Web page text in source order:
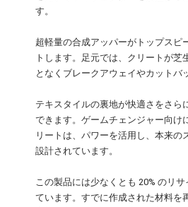
す。
超軽量の合成アッパーがトップスピ
トします。足元では、クリートが芝
となくブレークアウェイやカットバ
テキスタイルの裏地が快適さをさら
できます。ゲームチェンジャー向け
リートは、パワーを活用し、本来の
設計されています。
この製品には少なくとも 20% のリ
ています。すでに作成された材料を